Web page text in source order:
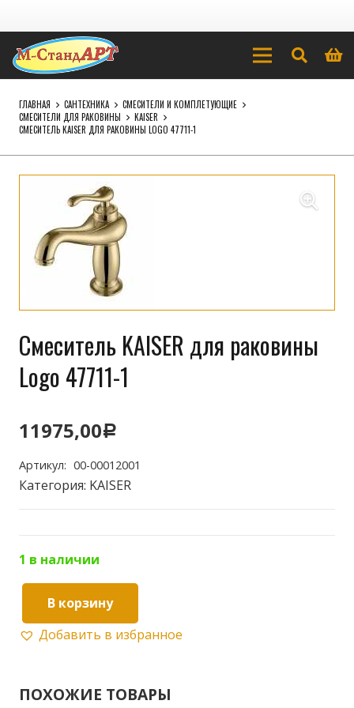
ГЛАВНАЯ САНТЕХНИКА
СМЕСИТЕЛИ И КОМПЛЕТУЮЩИЕ
СМЕСИТЕЛИ ДЛЯ РАКОВИНЫ
KAISER
СМЕСИТЕЛЬ KAISER ДЛЯ РАКОВИНЫ LOGO 47711-1
Смеситель KAISER для раковины
Logo 47711-1
11975,00Р
Артикул: 00-00012001
Категория: KAISER
1 в наличии
Количество
товара
для
В корзину
Добавить в избранное
ПОХОЖИЕ ТОВАРЫ